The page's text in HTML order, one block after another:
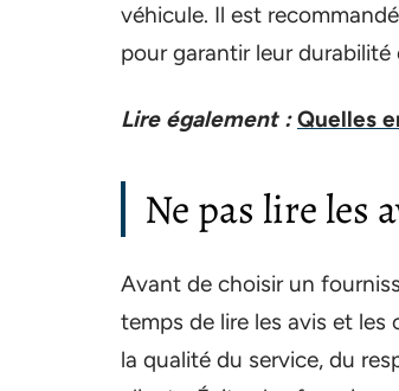
véhicule. Il est
pour garantir leur
Lire également : Quelles
Ne pas lire les
Avant de choisir un
temps de lire les avis et
la qualité du service, du